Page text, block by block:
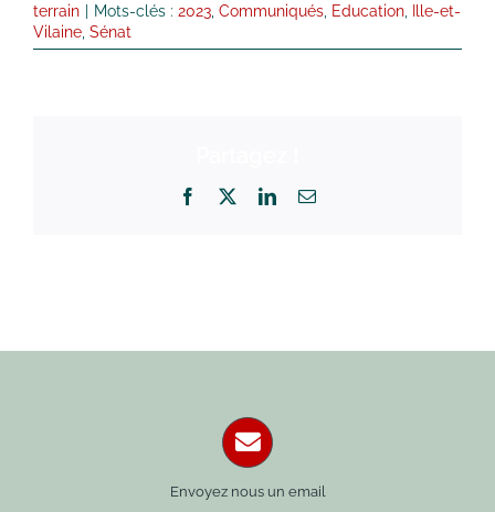
terrain
Mots-clés : 2023 Communiqués Education
Ille-et-
Vilaine Sénat
Facebook LinkedInEmail
Envoyez nous un email